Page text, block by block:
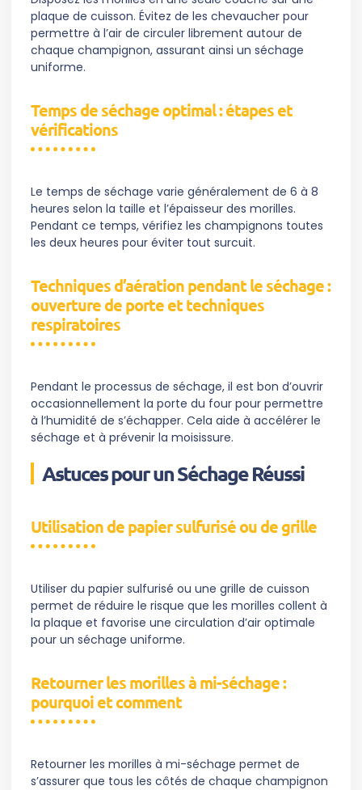
plaque de cuisson. Évitez de les chevaucher pour
permettre à l’air de circuler librement autour de
chaque champignon, assurant ainsi un séchage
uniforme.
Temps de séchage optimal : étapes et
vérifications
Le temps de séchage varie généralement de 6 à 8
heures selon la taille et l’épaisseur des morilles.
Pendant ce temps, vérifiez les champignons toutes
les deux heures pour éviter tout surcuit.
Techniques d’aération pendant le séchage :
ouverture de porte et techniques
respiratoires
Pendant le processus de séchage, il est bon d’ouvrir
occasionnellement la porte du four pour permettre
à l’humidité de s’échapper. Cela aide à accélérer le
séchage et à prévenir la moisissure.
Astuces pour un Séchage Réussi
Utilisation de papier sulfurisé ou de grille
Utiliser du papier sulfurisé ou une grille de cuisson
permet de réduire le risque que les morilles collent à
la plaque et favorise une circulation d’air optimale
pour un séchage uniforme.
Retourner les morilles à mi-séchage :
pourquoi et comment
Retourner les morilles à mi-séchage permet de
s’assurer que tous les côtés de chaque champignon